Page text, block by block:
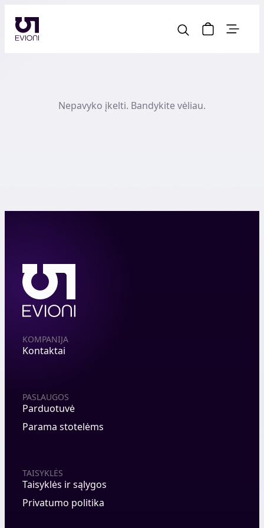
Nepavyko įkelti. Bandykite vėliau.
KOMPANIJA
Kontaktai
PASLAUGOS
Parduotuvė
Parama stotelėms
TAISYKLĖS
Taisyklės ir sąlygos
Privatumo politika